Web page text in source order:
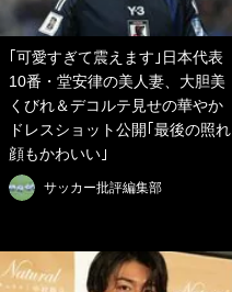
｢可愛すぎて震えます｣日本代表
10番・堂安律の美人妻、大胆美
くびれ＆デコルテ見せの華やか
ドレスショット公開｢最後の照れ
顔もかわいい｣
サッカー批評編集部